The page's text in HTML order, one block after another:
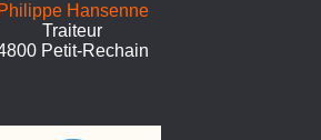
Philippe Hansenne
Traiteur
Petit-Rechain